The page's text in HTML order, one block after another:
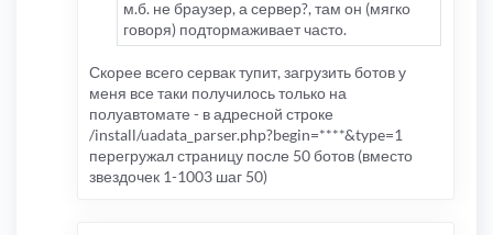
м.б. не браузер, а сервер?, там он (мягко
говоря) подтормаживает часто.
Скорее всего сервак тупит, загрузить ботов у
меня все таки получилось только на
полуавтомате - в адресной строке
/install/uadata_parser.php?begin=****&type=1
перегружал страницу после 50 ботов (вместо
звездочек 1-1003 шаг 50)